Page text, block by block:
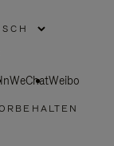
WeChatWeibo